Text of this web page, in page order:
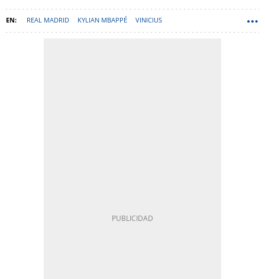
REAL MADRID KYLIAN MBAPPÉ VINICIUS